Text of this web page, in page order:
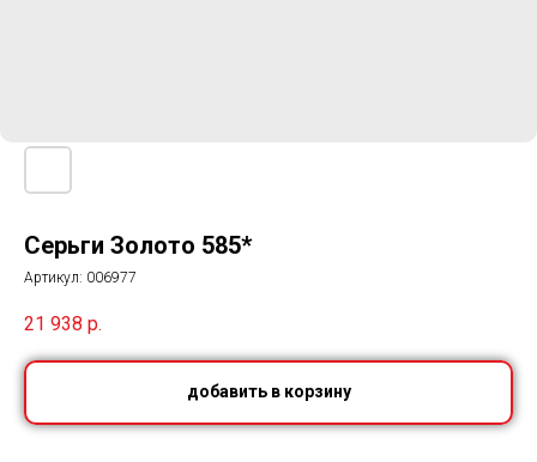
Серьги Золото 585*
Артикул: 006977
21 938 р.
добавить в корзину